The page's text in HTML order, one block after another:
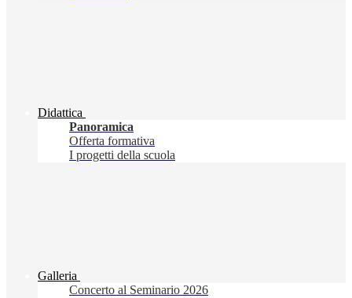
Didattica
Panoramica
Offerta formativa
I progetti della scuola
Galleria
Concerto al Seminario 2026